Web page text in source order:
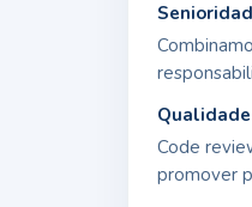
Code
promover